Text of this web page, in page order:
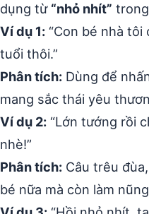
dụng từ “nhỏ nhít”
Ví dụ 1: “Con bé nhà tôi
tuổi thôi.”
Phân tích: Dùng để
mang sắc thái yêu
Ví dụ 2: “Lớn tướng rồi
nhè!”
Phân tích: Câu trêu
bé nữa mà còn làm